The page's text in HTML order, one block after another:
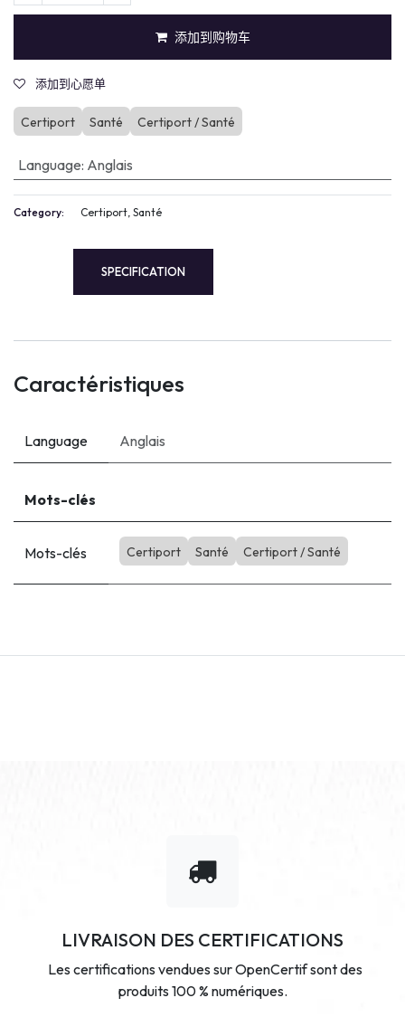
添加到购物车
添加到心愿单
Certiport Santé Certiport / Santé
Language: Anglais
Category: Certiport, Santé
SPECIFICATION
Caractéristiques
Language Anglais
Mots-clés
Mots-clés Certiport Santé Certiport / Santé
LIVRAISON DES CERTIFICATIONS
Les certifications vendues sur OpenCertif sont des
produits 100 % numériques.